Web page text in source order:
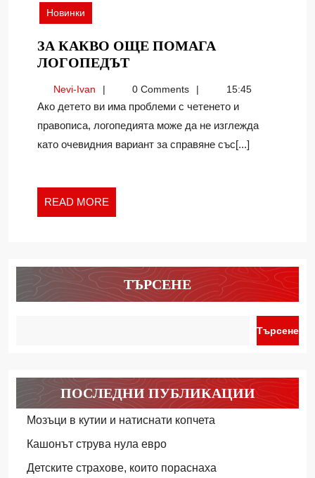
Новинки
ЗА КАКВО ОЩЕ ПОМАГА
ЛОГОПЕДЪТЗА
ОЩЕ
ПОМАГА
ЛОГОПЕДЪТ
Nevi-IvanNevi-
Ivan
0 Comments 15:45
Ако детето ви има проблеми с четенето и
правописа, логопедията може да не изглежда
като очевидния вариант за справяне със[...]
READ MORE
MORE
ТЪРСЕНЕ
Търсене
ПОСЛЕДНИ ПУБЛИКАЦИИ
Мозъци в кутии и натиснати копчета
Кашонът струва нула евро
Детските страхове, които пораснаха